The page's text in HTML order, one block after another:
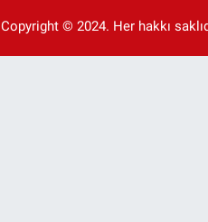
Copyright © 2024. Her hakkı